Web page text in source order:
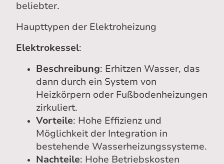
beliebter.
Haupttypen der Elektroheizung
Elektrokessel:
Beschreibung: Erhitzen Wasser, das
dann durch ein System von
Heizkörpern oder Fußbodenheizungen
zirkuliert.
Vorteile: Hohe Effizienz und
Möglichkeit der Integration in
bestehende Wasserheizungssysteme.
Nachteile: Hohe Betriebskosten